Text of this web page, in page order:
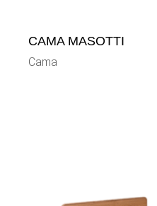
CAMA MASOTTI
Cama